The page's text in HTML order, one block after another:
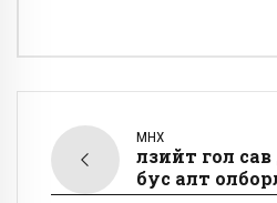
ӨМНӨХ
Өлзийт гол
бус алт